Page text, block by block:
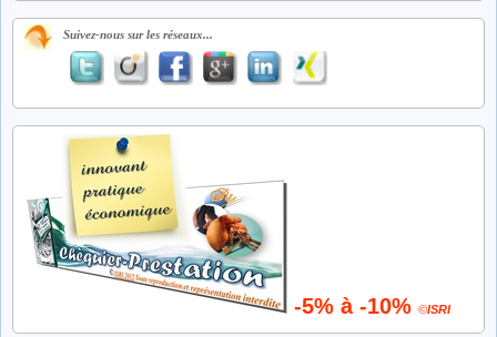
Suivez-nous sur les réseaux...
-5% à -10% ©ISRI